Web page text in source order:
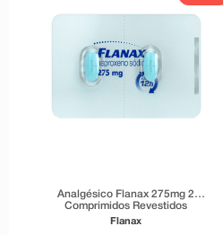
Analgésico Flanax 275mg 2
Comprimidos Revestidos
Flanax